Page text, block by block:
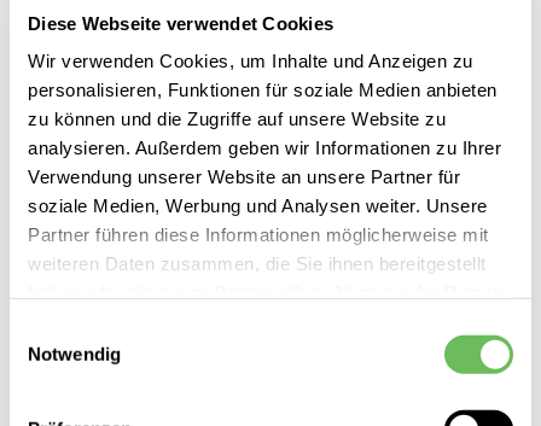
Diese Webseite verwendet Cookies
Wir verwenden Cookies, um Inhalte und Anzeigen zu
personalisieren, Funktionen für soziale Medien anbieten
zu können und die Zugriffe auf unsere Website zu
analysieren. Außerdem geben wir Informationen zu Ihrer
Verwendung unserer Website an unsere Partner für
soziale Medien, Werbung und Analysen weiter. Unsere
Partner führen diese Informationen möglicherweise mit
weiteren Daten zusammen, die Sie ihnen bereitgestellt
Notwendig
LES DEUX
Herren Strickjacke LACE